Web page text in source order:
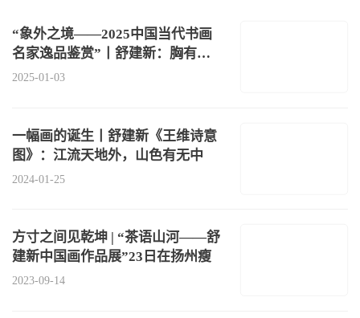
“象外之境——2025中国当代书画
名家逸品鉴赏”丨舒建新：胸有山
水气自华
2025-01-03
一幅画的诞生丨舒建新《王维诗意
图》：江流天地外，山色有无中
2024-01-25
方寸之间见乾坤 | “茶语山河——舒
建新中国画作品展”23日在扬州瘦
2023-09-14